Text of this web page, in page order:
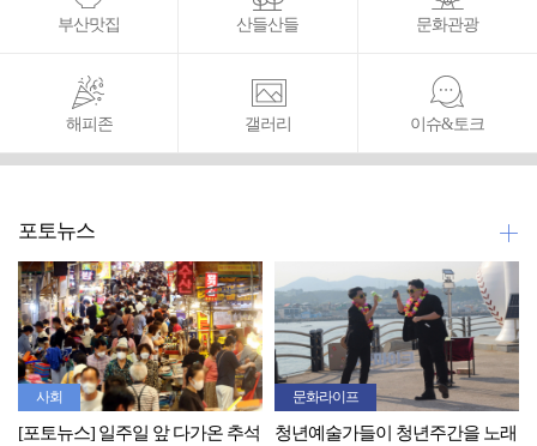
부산맛집 산들산들 문화관광
해피존 갤러리 이슈&토크
포토뉴스
사회
[포토뉴스] 일주일 앞 다가온 추석
문화라이프
청년예술가들이 청년주간을 노래